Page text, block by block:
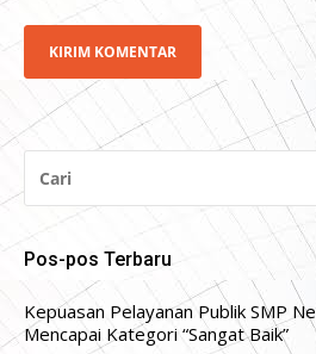
UNTUK:
Pos-pos Terbaru
Kepuasan Pelayanan Publik SMP
Mencapai Kategori “Sangat Baik”